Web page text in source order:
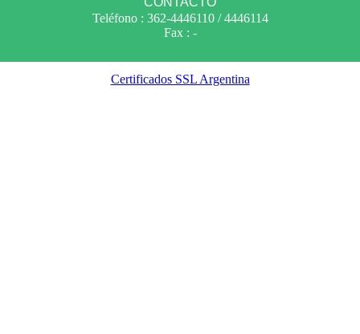
Teléfono : 362-4446110 / 4446114
Fax : -
Certificados SSL Argentina